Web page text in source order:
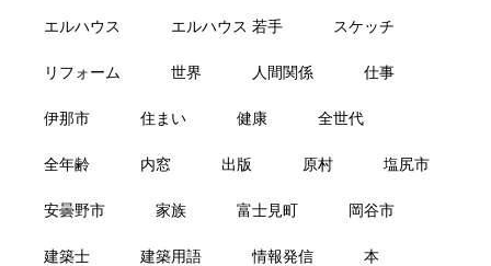
エルハウス エルハウス 若手 スケッチ
リフォーム 世界 人間関係 仕事
伊那市 住まい 健康 全世代
全年齢 内窓 出版 原村 塩尻市
安曇野市 家族 富士見町 岡谷市
建築士 建築用語 情報発信 本